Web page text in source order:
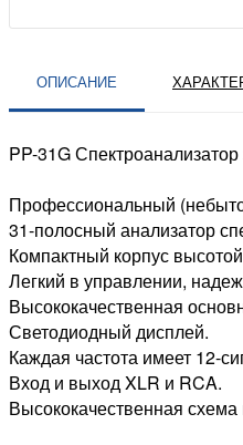
ОПИСАНИЕ
PP-31G
Профессиональный
31-полосный анализатор
Компактный корпус
Легкий в управлении,
Высококачественная
Светодиодный дисплей.
Каждая частота имеет 12-
Вход и выход XLR и RCA.
Высококачественная